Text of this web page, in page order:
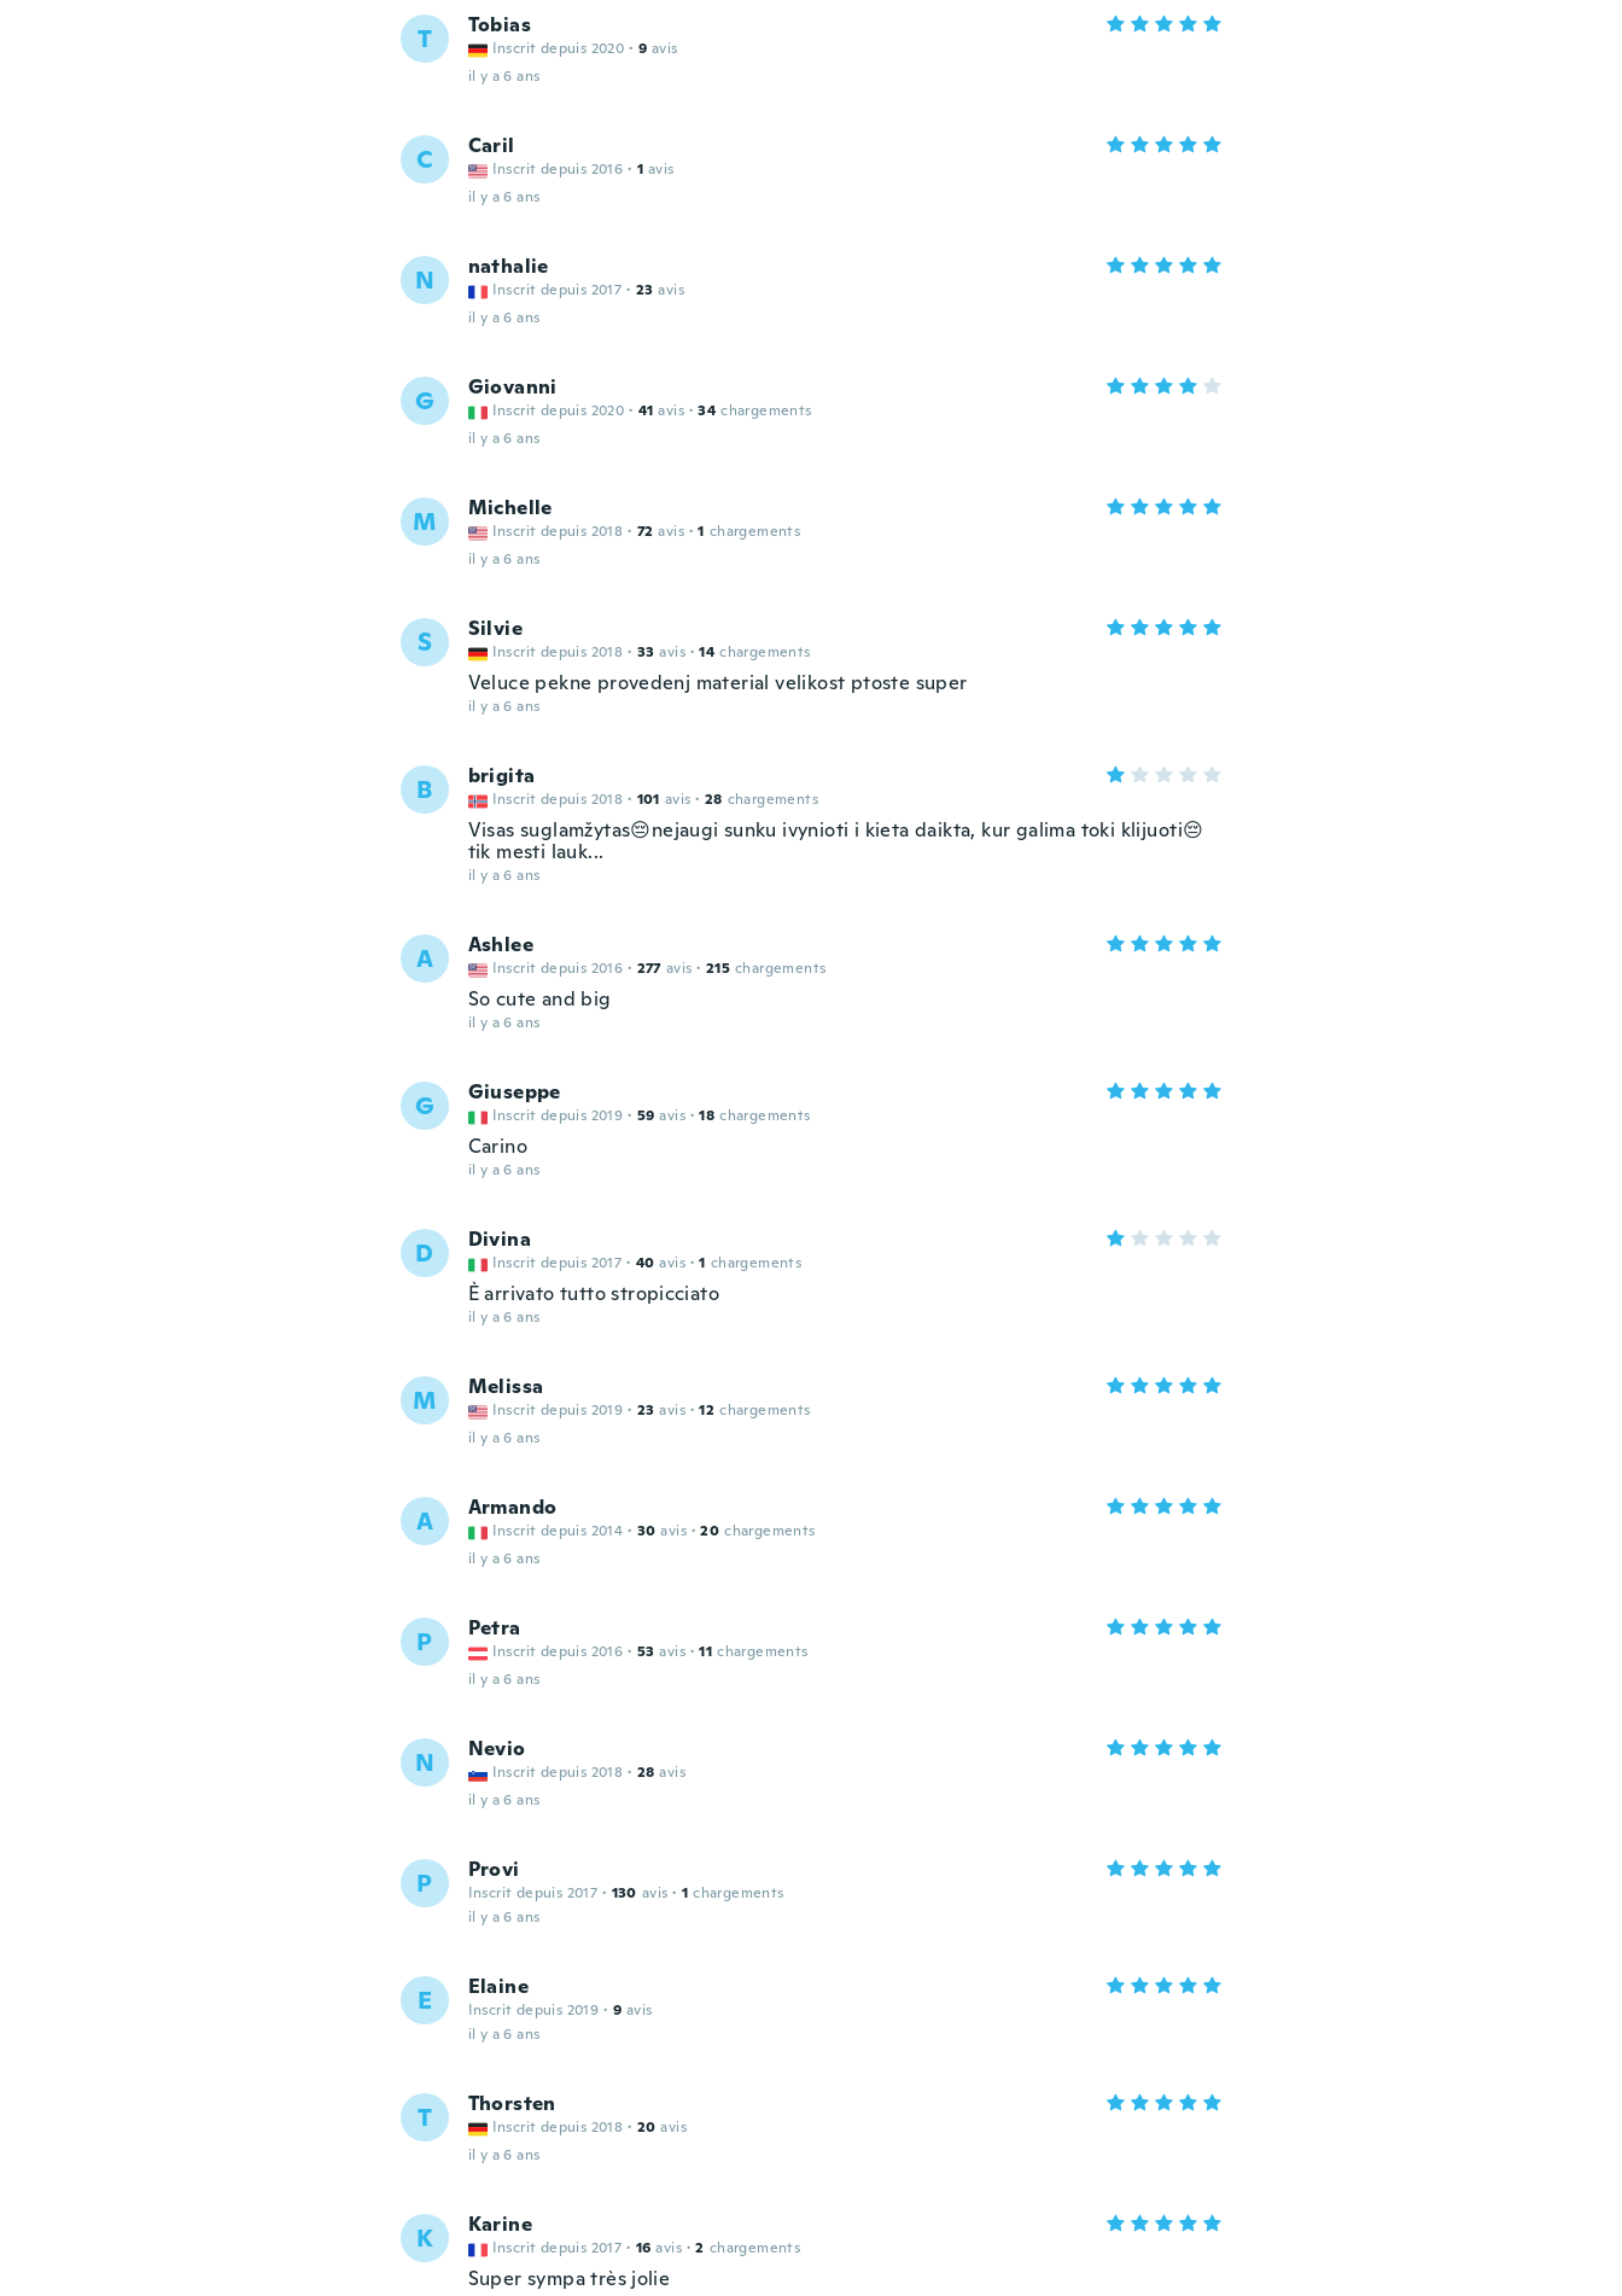
T Tobias
Inscrit depuis 2020 · 9 avis
il y a 6 ans
C Caril
Inscrit depuis 2016 · 1 avis
il y a 6 ans
N nathalie
Inscrit depuis 2017 · 23 avis
il y a 6 ans
G Giovanni
Inscrit depuis 2020 · 41 avis · 34 chargements
il y a 6 ans
M Michelle
Inscrit depuis 2018 · 72 avis · 1 chargements
il y a 6 ans
S Silvie
Inscrit depuis 2018 · 33 avis · 14 chargements
Veluce pekne provedenj material velikost ptoste super
il y a 6 ans
B brigita
Inscrit depuis 2018 · 101 avis · 28 chargements
Visas suglamžytas😔nejaugi sunku ivynioti i kieta daikta, kur galima toki klijuoti😔
tik mesti lauk...
il y a 6 ans
A Ashlee
Inscrit depuis 2016 · 277 avis · 215 chargements
So cute and big
il y a 6 ans
G Giuseppe
Inscrit depuis 2019 · 59 avis · 18 chargements
Carino
il y a 6 ans
D Divina
Inscrit depuis 2017 · 40 avis · 1 chargements
È arrivato tutto stropicciato
il y a 6 ans
M Melissa
Inscrit depuis 2019 · 23 avis · 12 chargements
il y a 6 ans
A Armando
Inscrit depuis 2014 · 30 avis · 20 chargements
il y a 6 ans
P Petra
Inscrit depuis 2016 · 53 avis · 11 chargements
il y a 6 ans
N Nevio
Inscrit depuis 2018 · 28 avis
il y a 6 ans
P Provi
Inscrit depuis 2017 · 130 avis · 1 chargements
il y a 6 ans
E Elaine
Inscrit depuis 2019 · 9 avis
il y a 6 ans
T Thorsten
Inscrit depuis 2018 · 20 avis
il y a 6 ans
K Karine
Inscrit depuis 2017 · 16 avis · 2 chargements
Super sympa très jolie